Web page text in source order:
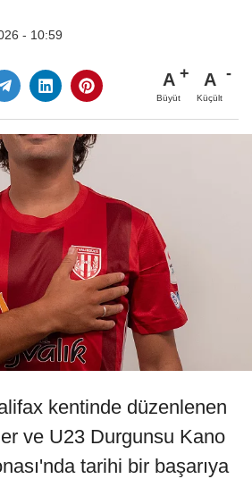
- 10:59
A
Büyüt
A
Küçült
kentinde düzenlenen
ve U23 Durgunsu Kano
tarihi bir başarıya